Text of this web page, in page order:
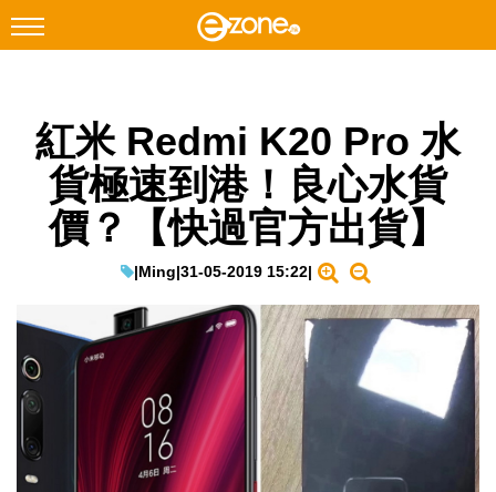
Facebook Instagram
科技焦點
網絡生活
EduTech
IT Times
生成式AI與雲端應用
Enterprise Digital Transformation
紅米 Redmi K20 Pro 水
貨極速到港！良心水貨
價？【快過官方出貨】
|Ming|31-05-2019 15:22|